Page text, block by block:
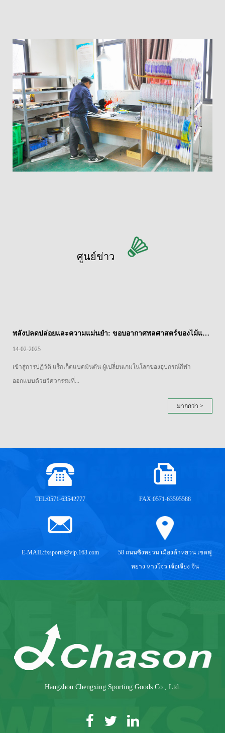
ศูนย์ข่าว
พลังปลดปล่อยและความแม่นยำ: ขอบอากาศพลศาสตร์ของไม้แบดมินตันแยกเหล็ก
14-02-2025
เข้าสู่การปฏิวัติ แร็กเก็ตแบดมินตัน ผู้เปลี่ยนเกมในโลกของอุปกรณ์กีฬา
ออกแบบด้วยวิศวกรรมที่...
มากกว่า >
TEL:0571-63542777 FAX:0571-63595588
E-MAIL:fxsports@vip.163.com
58 ถนนซิงหยวน เมืองต้าหยวน เขตฟู
หยาง หางโจว เจ้อเจียง จีน
Hangzhou Chengxing Sporting Goods Co., Ltd.